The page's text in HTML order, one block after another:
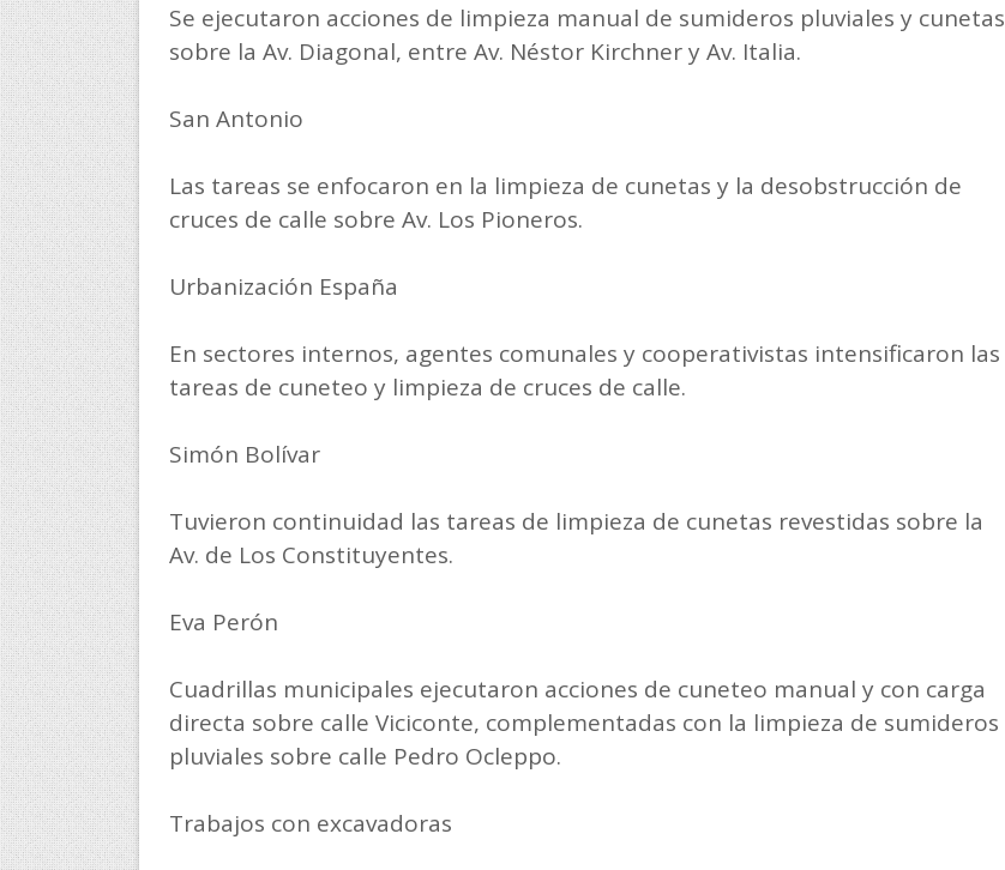
Se ejecutaron acciones de limpieza manual de sumideros pluviales y cunetas
sobre la Av. Diagonal, entre Av. Néstor Kirchner y Av. Italia.
San Antonio
Las tareas se enfocaron en la limpieza de cunetas y la desobstrucción de
cruces de calle sobre Av. Los Pioneros.
Urbanización España
En sectores internos, agentes comunales y cooperativistas intensificaron las
tareas de cuneteo y limpieza de cruces de calle.
Simón Bolívar
Tuvieron continuidad las tareas de limpieza de cunetas revestidas sobre la
Av. de Los Constituyentes.
Eva Perón
Cuadrillas municipales ejecutaron acciones de cuneteo manual y con carga
directa sobre calle Viciconte, complementadas con la limpieza de sumideros
pluviales sobre calle Pedro Ocleppo.
Trabajos con excavadoras